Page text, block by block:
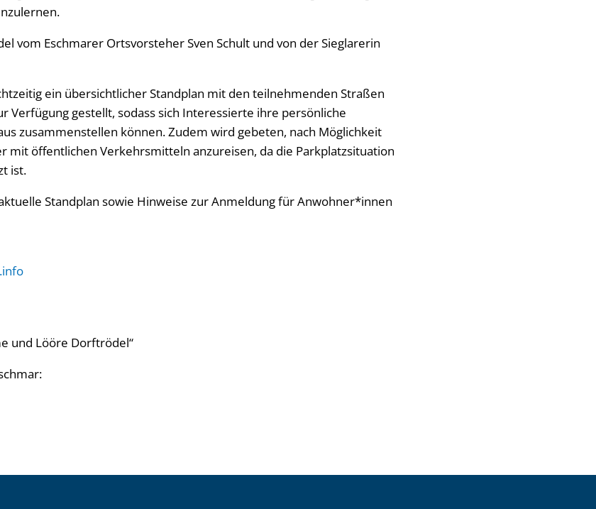
vom Eschmarer Ortsvorsteher Sven Schult und von der Sieglarerin
ein übersichtlicher Standplan mit den teilnehmenden Straßen
Verfügung gestellt, sodass sich Interessierte ihre persönliche
zusammenstellen können. Zudem wird gebeten, nach Möglichkeit
mit öffentlichen Verkehrsmitteln anzureisen, da die Parkplatzsituation
ist.
Standplan sowie Hinweise zur Anmeldung für Anwohner*innen
und Lööre Dorftrödel“